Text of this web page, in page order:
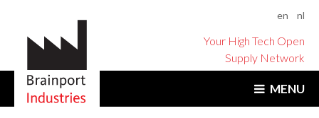
en nl
Your High Tech Open
Supply Network
MENU